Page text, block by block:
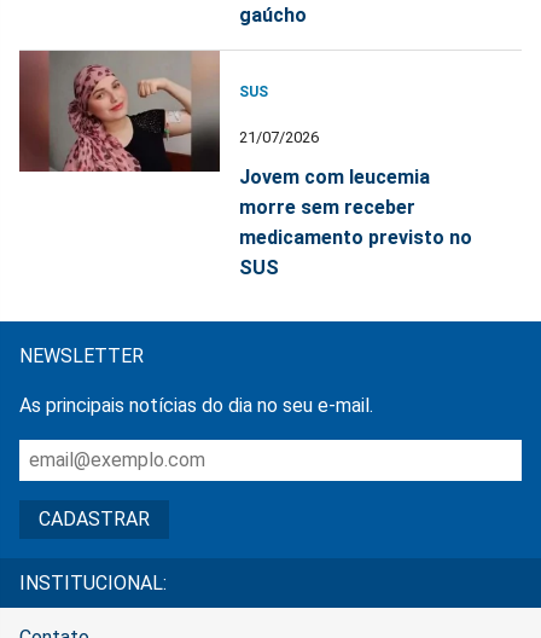
gaúcho
SUS
21/07/2026
Jovem com leucemia
morre sem receber
medicamento previsto no
SUS
NEWSLETTER
As principais notícias do dia no seu e-mail.
INSTITUCIONAL: